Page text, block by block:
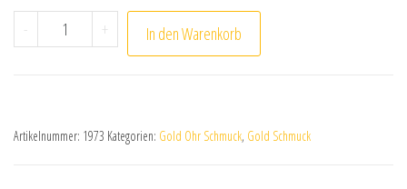
- Ohrhänger mit Granat aus 333 Gold 8 Karat Menge
+ In den Warenkorb
Artikelnummer: 1973 Kategorien: Gold Ohr Schmuck, Gold Schmuck